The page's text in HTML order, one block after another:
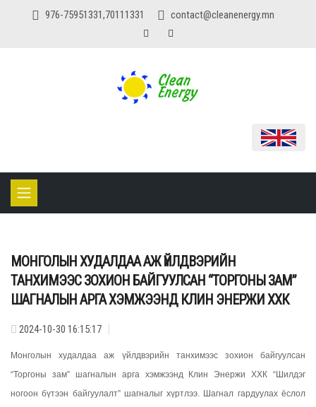
976-75951331,70111331 contact@cleanenergy.mn
МОНГОЛЫН ХУДАЛДАА АЖ ҮЙЛДВЭРИЙН
ТAНХИМЭЭС ЗОХИОН БАЙГУУЛСАН “ТОРГОНЫ ЗАМ”
ШАГНАЛЫН АРГА ХЭМЖЭЭНД КЛИН ЭНЕРЖИ ХХК
2024-10-30 16:15:17
Монголын худалдаа аж үйлдвэрийн тaнхимээс зохион байгуулсан
“Торгоны зам” шагналын арга хэмжээнд Клин Энержи ХХК “Шилдэг
ногоон бүтээн байгуулалт” шагналыг хүртлээ. Шагнал гардуулах ёслол